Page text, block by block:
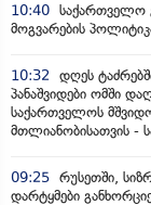
10:40 საქართველო
მოგვარების
10:32
დღეს
პანაშვიდები ომში
საქართველოს
მთლიანობისათვის -
09:25 რუსეთში,
დარტყმები